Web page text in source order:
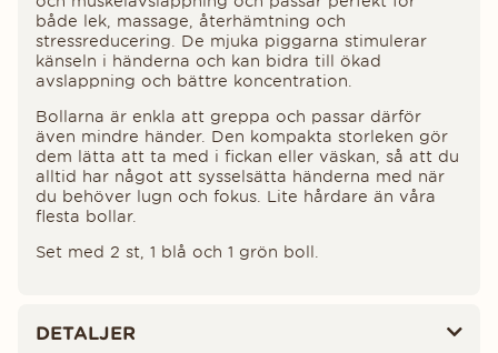
både lek, massage, återhämtning och
stressreducering. De mjuka piggarna stimulerar
känseln i händerna och kan bidra till ökad
avslappning och bättre koncentration.
Bollarna är enkla att greppa och passar därför
även mindre händer. Den kompakta storleken gör
dem lätta att ta med i fickan eller väskan, så att du
alltid har något att sysselsätta händerna med när
du behöver lugn och fokus. Lite hårdare än våra
flesta bollar.
Set med 2 st, 1 blå och 1 grön boll.
DETALJER